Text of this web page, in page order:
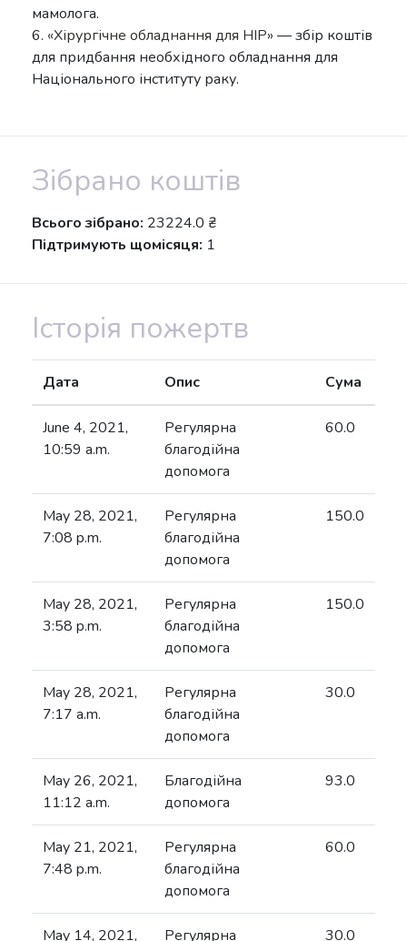
мамолога.
6. «Хірургічне обладнання для НІР» — збір коштів
для придбання необхідного обладнання для
Національного інституту раку.
Зібрано коштів
Всього зібрано: 23224.0 ₴
Підтримують щомісяця: 1
Історія пожертв
Дата Опис Сума
June 4, 2021,
10:59 a.m.
Регулярна
благодійна
допомога
60.0
May 28, 2021,
7:08 p.m.
Регулярна
благодійна
допомога
150.0
May 28, 2021,
3:58 p.m.
Регулярна
благодійна
допомога
150.0
May 28, 2021,
7:17 a.m.
Регулярна
благодійна
допомога
30.0
May 26, 2021,
11:12 a.m.
Благодійна
допомога
93.0
May 21, 2021,
7:48 p.m.
Регулярна
благодійна
допомога
60.0
May 14, 2021,
Регулярна
30.0